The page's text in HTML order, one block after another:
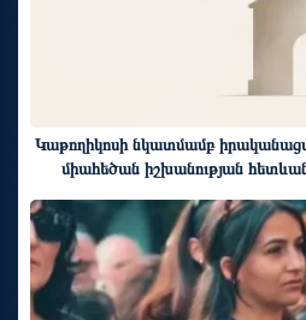
Կաթողիկոսի նկատմամբ
միահեծան իշխանության